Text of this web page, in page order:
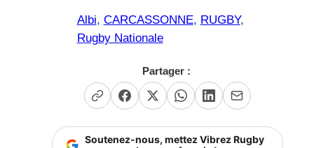
Albi, CARCASSONNE, RUGBY
Rugby Nationale
Partager :
Soutenez-nous, mettez Vibrez Rugby